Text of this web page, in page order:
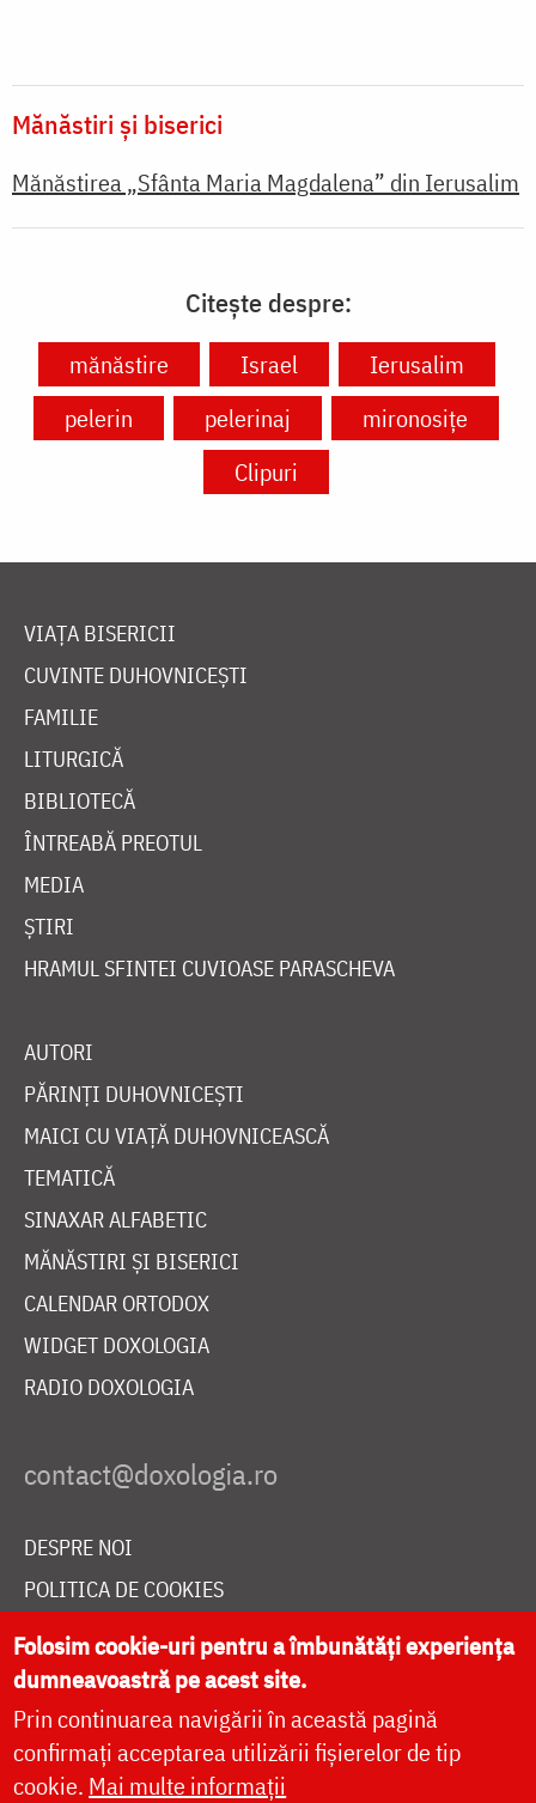
Mănăstiri și biserici
Mănăstirea „Sfânta Maria Magdalena” din Ierusalim
Citește despre:
mănăstire Israel
Ierusalim
pelerin
pelerinaj
mironosițe
Clipuri
VIAȚA BISERICII
CUVINTE DUHOVNICEȘTI
FAMILIE
LITURGICĂ
BIBLIOTECĂ
ÎNTREABĂ PREOTUL
MEDIA
ȘTIRI
HRAMUL SFINTEI CUVIOASE PARASCHEVA
AUTORI
PĂRINȚI DUHOVNICEȘTI
MAICI CU VIAȚĂ DUHOVNICEASCĂ
TEMATICĂ
SINAXAR ALFABETIC
MĂNĂSTIRI ȘI BISERICI
CALENDAR ORTODOX
WIDGET DOXOLOGIA
RADIO DOXOLOGIA
DESPRE NOI
POLITICA DE COOKIES
DONEAZĂ ONLINE PENTRU CATEDRALA NAȚIONALĂ
LIVE
Folosim cookie-uri pentru a îmbunătăți experiența
dumneavoastră pe acest site.
Prin continuarea navigării în această pagină
confirmați acceptarea utilizării fișierelor de tip
cookie. Mai multe informații